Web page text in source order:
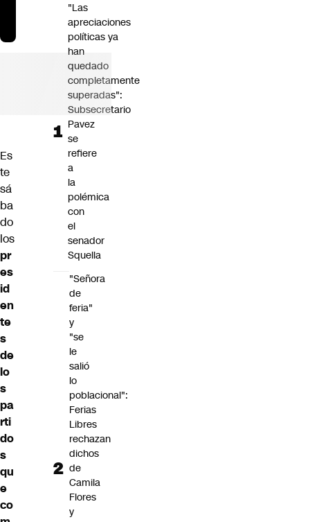
Es
te
sá
ba
do
los
pr
es
id
en
te
s
de
lo
s
pa
rti
do
s
qu
e
co
"Las
apreciaciones
políticas ya
han
quedado
completamente
superadas":
Subsecretario
Pavez
se
refiere
a
la
polémica
con
el
senador
Squella
"Señora
de
feria"
y
"se
le
salió
lo
poblacional":
Ferias
Libres
rechazan
dichos
de
Camila
Flores
y